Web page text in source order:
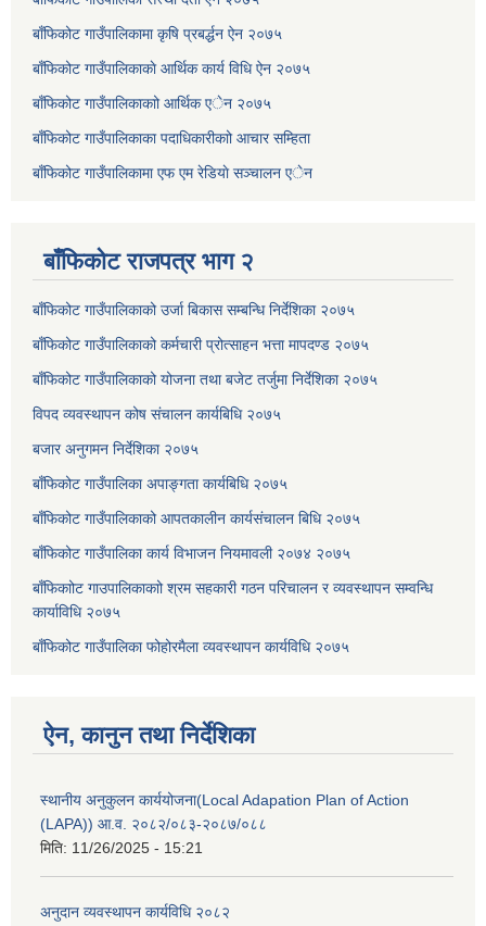
बाँफिकोट गाउँपालिकामा कृषि प्रबर्द्धन ऐन २०७५
बाँफिकोट गाउँपालिकाकाे आर्थिक कार्य विधि ऐन २०७५
बाँफिकोट गाउँपालिकाकाो आर्थिक एेन २०७५
बाँफिकोट गाउँपालिकाका पदाधिकारीकाो आचार सम्हिता
बाँफिकोट गाउँपालिकामा एफ एम रेडियाे सञ्चालन एेन
बाँफिकोट राजपत्र भाग २
बाँफिकोट गाउँपालिकाको उर्जा बिकास सम्बन्धि निर्देशिका २०७५
बाँफिकोट गाउँपालिकाको कर्मचारी प्रोत्साहन भत्ता मापदण्ड २०७५
बाँफिकोट गाउँपालिकाको योजना तथा बजेट तर्जुमा निर्देशिका २०७५
विपद व्यवस्थापन कोष संचालन कार्यबिधि २०७५
बजार अनुगमन निर्देशिका २०७५
बाँफिकोट गाउँपालिका अपाङ्गता कार्यबिधि २०७५
बाँफिकोट गाउँपालिकाको आपतकालीन कार्यसंचालन बिधि २०७५
बाँफिकोट गाउँपालिका कार्य विभाजन नियमावली २०७४ २०७५
बाँफिकाोट गाउपालिकाकाो श्रम सहकारी गठन परिचालन र व्यवस्थापन सम्वन्धि
कार्याविधि २०७५
बाँफिकोट गाउँपालिका फोहोरमैला व्यवस्थापन कार्यविधि २०७५
ऐन, कानुन तथा निर्देशिका
स्थानीय अनुकुलन कार्ययोजना(Local Adapation Plan of Action
(LAPA)) आ.व. २०८२/०८३-२०८७/०८८
मिति: 11/26/2025 - 15:21
अनुदान व्यवस्थापन कार्यविधि २०८२